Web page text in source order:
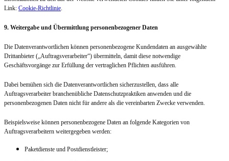
Link: Cookie-Richtlinie.
9. Weitergabe und Übermittlung personenbezogener Daten
Die Datenverantwortlichen können personenbezogene Kundendaten an ausgewählte
Drittanbieter („Auftragsverarbeiter“) übermitteln, damit diese notwendige
Geschäftsvorgänge zur Erfüllung der vertraglichen Pflichten ausführen.
Dabei bemühen sich die Datenverantwortlichen sicherzustellen, dass alle
Auftragsverarbeiter branchenübliche Datenschutzpraktiken anwenden und die
personenbezogenen Daten nicht für andere als die vereinbarten Zwecke verwenden.
Beispielsweise können personenbezogene Daten an folgende Kategorien von
Auftragsverarbeitern weitergegeben werden:
Paketdienste und Postdienstleister;